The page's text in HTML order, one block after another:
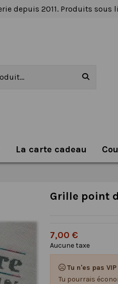
depuis 2011. Produits sous
La carte cadeau
Grille point
7,00 €
Aucune taxe
Tu n'es pas VIP
Tu pourrais